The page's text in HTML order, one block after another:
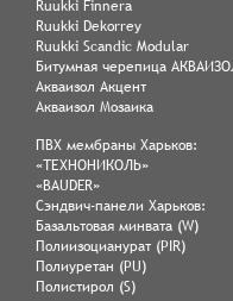
Ruukki Finnera
Ruukki Dekorrey
Ruukki Scandic Modular
Битумная черепица
Акваизол Акцент
Акваизол Мозаика
ПВХ мембраны Харьков:
«ТЕХНОНИКОЛЬ»
«BAUDER»
Сэндвич-панели Харьков:
Базальтовая минвата (W)
Полиизоцианурат (PIR)
Полиуретан (PU)
Полистирол (S)